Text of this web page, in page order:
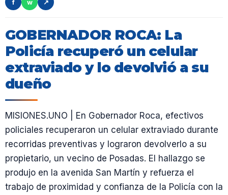
f
w ↗
GOBERNADOR ROCA: La
Policía recuperó un celular
extraviado y lo devolvió a su
dueño
MISIONES.UNO | En Gobernador Roca, efectivos
policiales recuperaron un celular extraviado durante
recorridas preventivas y lograron devolverlo a su
propietario, un vecino de Posadas. El hallazgo se
produjo en la avenida San Martín y refuerza el
trabajo de proximidad y confianza de la Policía con la